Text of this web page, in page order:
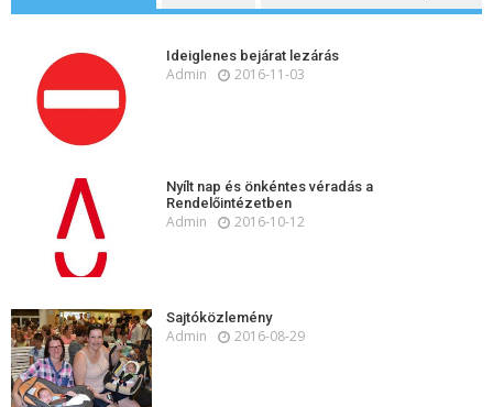
Ideiglenes bejárat lezárás
Admin 2016-11-03
Nyílt nap és önkéntes véradás a
Rendelőintézetben
Admin 2016-10-12
Sajtóközlemény
Admin 2016-08-29